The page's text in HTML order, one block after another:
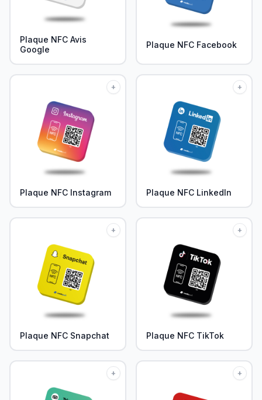
Plaque NFC Avis
Google
Plaque NFC Facebook
+
Plaque NFC Instagram
+
Plaque NFC LinkedIn
+
Plaque NFC Snapchat
+
Plaque NFC TikTok
+ +